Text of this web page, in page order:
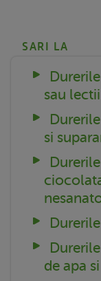
SARI LA
sau
si
de apa